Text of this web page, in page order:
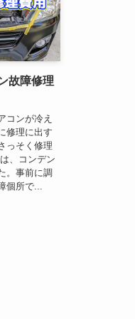
故障修理
コンが冷え
修理に出す
っそく修理
、コンデン
。事前に調
個所で...